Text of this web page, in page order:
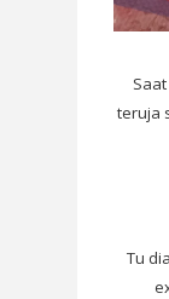
teruja
Tu